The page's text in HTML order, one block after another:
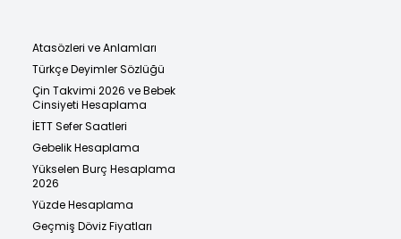
Atasözleri ve Anlamları
Türkçe Deyimler Sözlüğü
Çin Takvimi 2026 ve Bebek
Cinsiyeti Hesaplama
İETT Sefer Saatleri
Gebelik Hesaplama
Yükselen Burç Hesaplama
2026
Yüzde Hesaplama
Geçmiş Döviz Fiyatları